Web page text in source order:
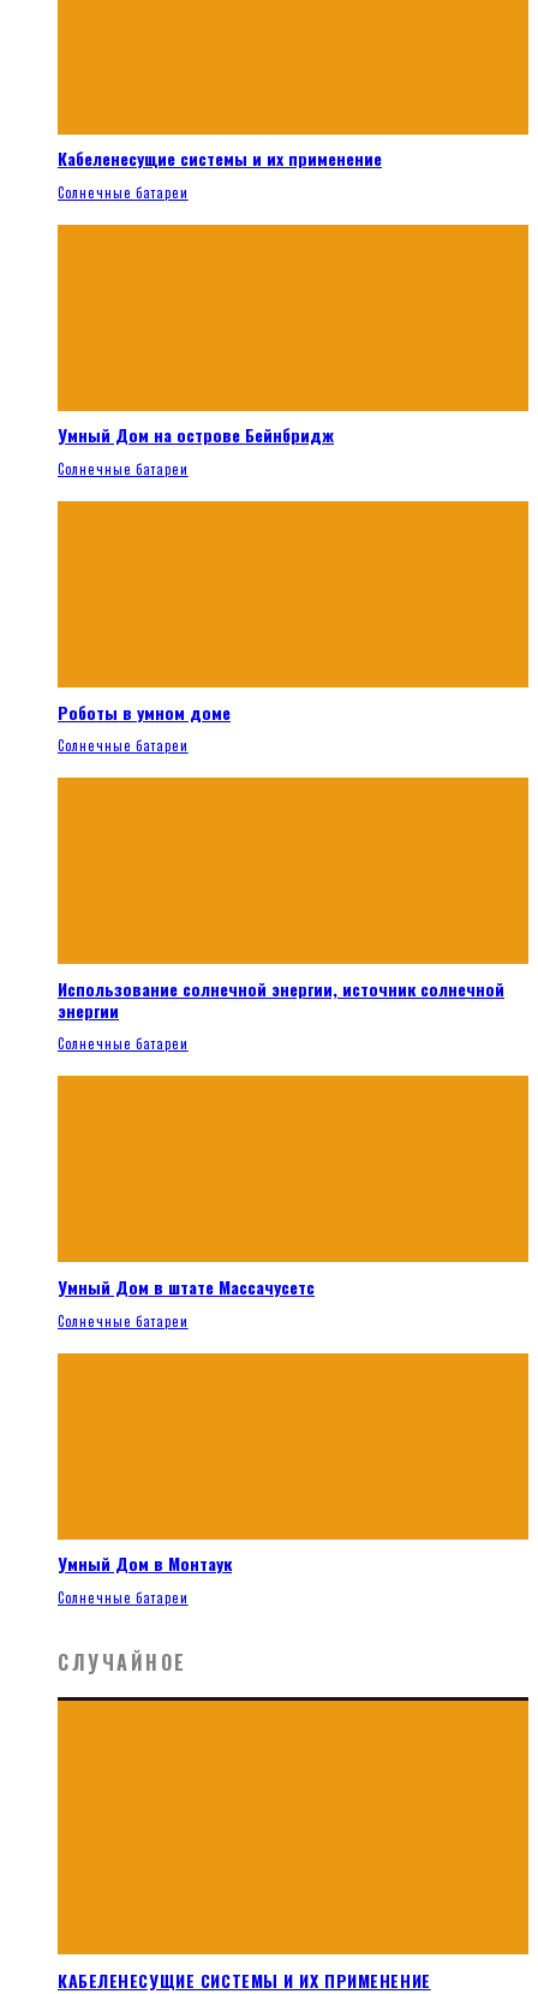
Кабеленесущие системы и их применение
Солнечные батареи
Умный Дом на острове Бейнбридж
Солнечные батареи
Роботы в умном доме
Солнечные батареи
Использование солнечной энергии, источник солнечной
энергии
Солнечные батареи
Умный Дом в штате Массачусетс
Солнечные батареи
Умный Дом в Монтаук
Солнечные батареи
СЛУЧАЙНОЕ
КАБЕЛЕНЕСУЩИЕ СИСТЕМЫ И ИХ ПРИМЕНЕНИЕ